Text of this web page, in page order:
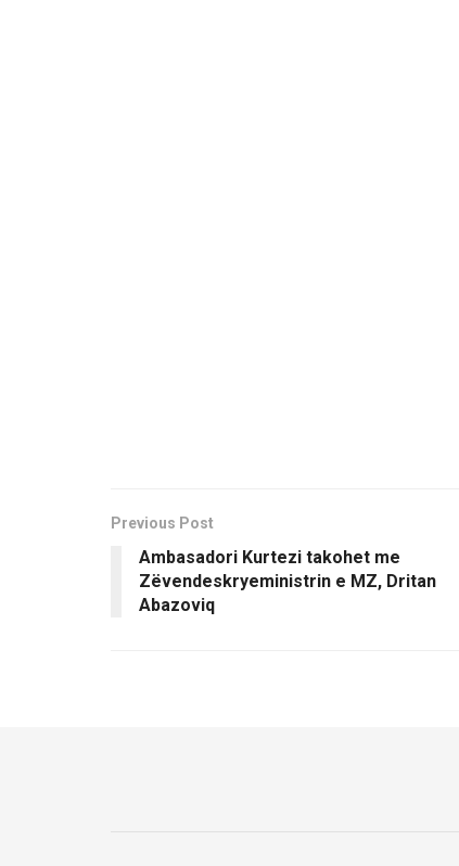
Previous Post
Ambasadori Kurtezi takohet me
Zëvendeskryeministrin e MZ, Dritan
Abazoviq